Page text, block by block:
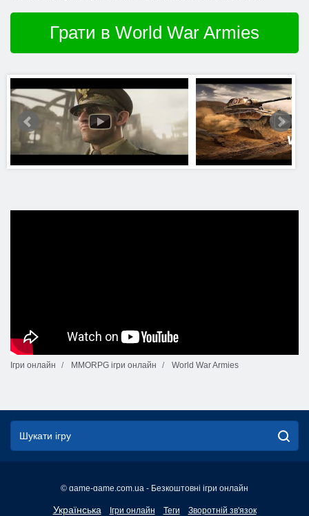
Грати в World War Armies
Ігри онлайн MMORPG ігри онлайн World War Armies
© game-game.com.ua - Безкоштовні ігри онлайн
Українська
English
Ігри онлайн Теги Зворотній зв'язок